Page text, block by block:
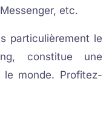
etc.
particulièrement le
constitue une
le monde. Profitez-